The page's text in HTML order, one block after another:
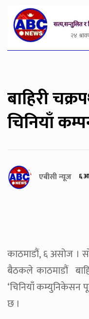
२४
बाहिरी
चिनियाँ
एबीसी न्यूज ६
काठमाडौं, ६ असोज ।
बैठकले काठमाडौं
‘चिनियाँ कम्युनिकेसन
छ ।